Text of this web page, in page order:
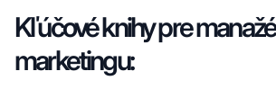
Kľúčové knihy pre
marketingu: